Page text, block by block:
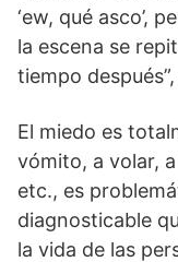
‘ew, qué asco’,
la escena se
tiempo
El miedo es
vómito, a volar,
etc., es
diagnosticable
la vida de las